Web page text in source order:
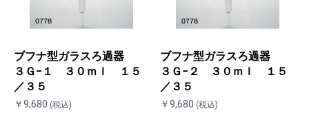
ブフナ型ガラスろ過器
３Ｇ−１ ３０ｍｌ １５
／３５
￥9,680 (税込)
ブフナ型ガラスろ過器
３Ｇ−２ ３０ｍｌ １５
／３５
￥9,680 (税込)